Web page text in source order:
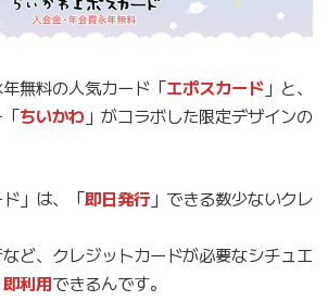
無料の人気カード「エポスカード」と、
ちいかわ 」がコラボした限定デザインの
」は、「即日発行」できる数少ないクレ
ど、クレジットカードが必要なシチュエ
利用できるんです。